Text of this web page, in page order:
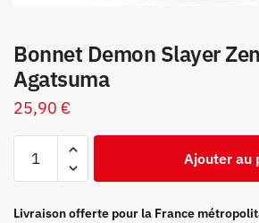
Bonnet Demon Slayer
Agatsuma
25,90 €
Demon
Ajouter au
Livraison offerte pour la France